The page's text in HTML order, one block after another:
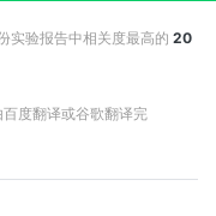
实验报告中相关度最高的 20
度翻译或谷歌翻译完